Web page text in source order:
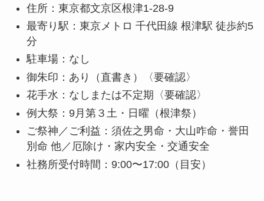
住所：東京都文京区根津1-28-9
最寄り駅：東京メトロ 千代田線 根津駅 徒歩約5
分
駐車場：なし
御朱印：あり（直書き）〈要確認〉
花手水：なしまたは不定期〈要確認〉
例大祭：9月第３土・日曜（根津祭）
ご祭神／ご利益：須佐之男命・大山咋命・誉田
別命 他／厄除け・家内安全・交通安全
社務所受付時間：9:00〜17:00（目安）